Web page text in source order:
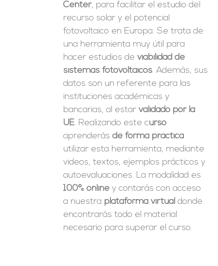
Center, para facilitar el estudio del
recurso solar y el potencial
fotovoltaico en Europa. Se trata de
una herramienta muy útil para
hacer estudios deviabilidad de
sistemas fotovoltaicos. Además, sus
datos son un referente para las
instituciones académicas y
bancarias, al estarvalidado por la
UE. Realizando este curso
aprenderásde forma práctica
utilizar esta herramienta, mediante
videos, textos, ejemplos prácticos y
autoevaluaciones. La modalidad es
100% online y contarás con acceso
a nuestra plataforma virtual donde
encontrarás todo el material
necesario para superar el curso.